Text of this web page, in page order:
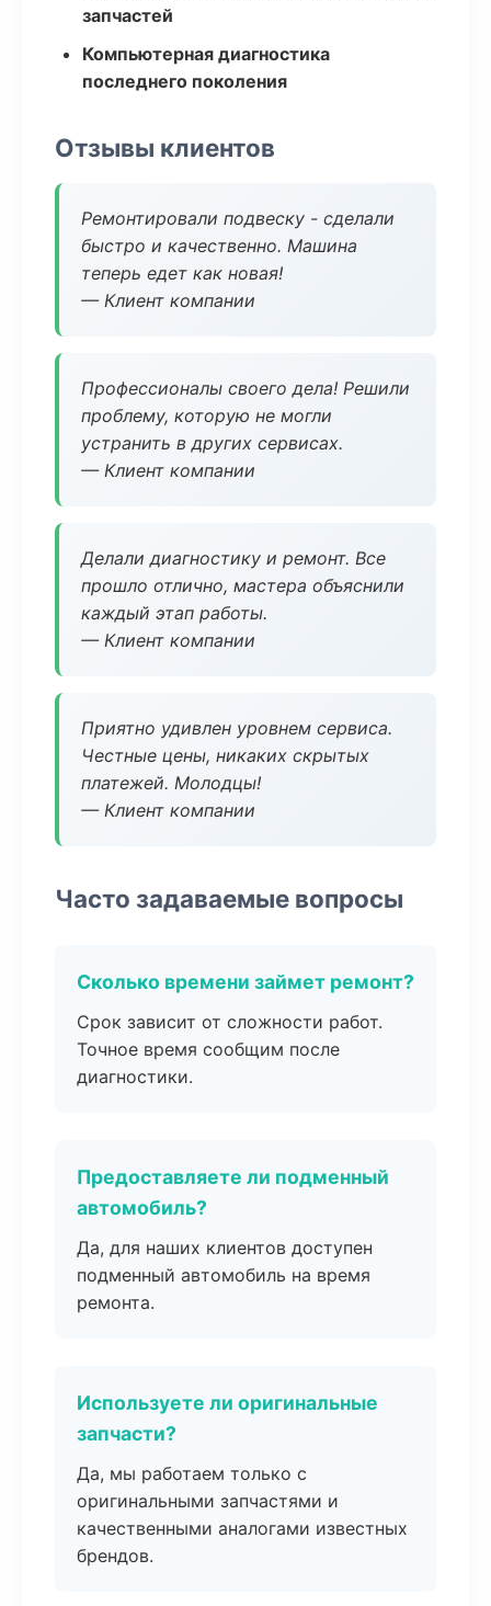
запчастей
Компьютерная диагностика
последнего поколения
Отзывы клиентов
Ремонтировали подвеску - сделали
быстро и качественно. Машина
теперь едет как новая!
— Клиент компании
Профессионалы своего дела! Решили
проблему, которую не могли
устранить в других сервисах.
— Клиент компании
Делали диагностику и ремонт. Все
прошло отлично, мастера объяснили
каждый этап работы.
— Клиент компании
Приятно удивлен уровнем сервиса.
Честные цены, никаких скрытых
платежей. Молодцы!
— Клиент компании
Часто задаваемые вопросы
Сколько времени займет ремонт?
Срок зависит от сложности работ.
Точное время сообщим после
диагностики.
Предоставляете ли подменный
автомобиль?
Да, для наших клиентов доступен
подменный автомобиль на время
ремонта.
Используете ли оригинальные
запчасти?
Да, мы работаем только с
оригинальными запчастями и
качественными аналогами известных
брендов.